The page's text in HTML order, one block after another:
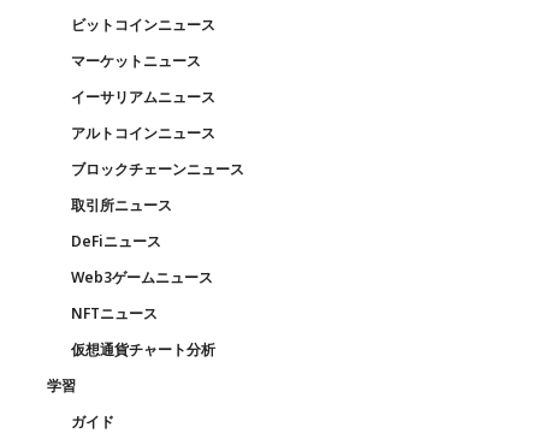
ビットコインニュース
マーケットニュース
イーサリアムニュース
アルトコインニュース
ブロックチェーンニュース
取引所ニュース
DeFiニュース
Web3ゲームニュース
NFTニュース
仮想通貨チャート分析
学習
ガイド